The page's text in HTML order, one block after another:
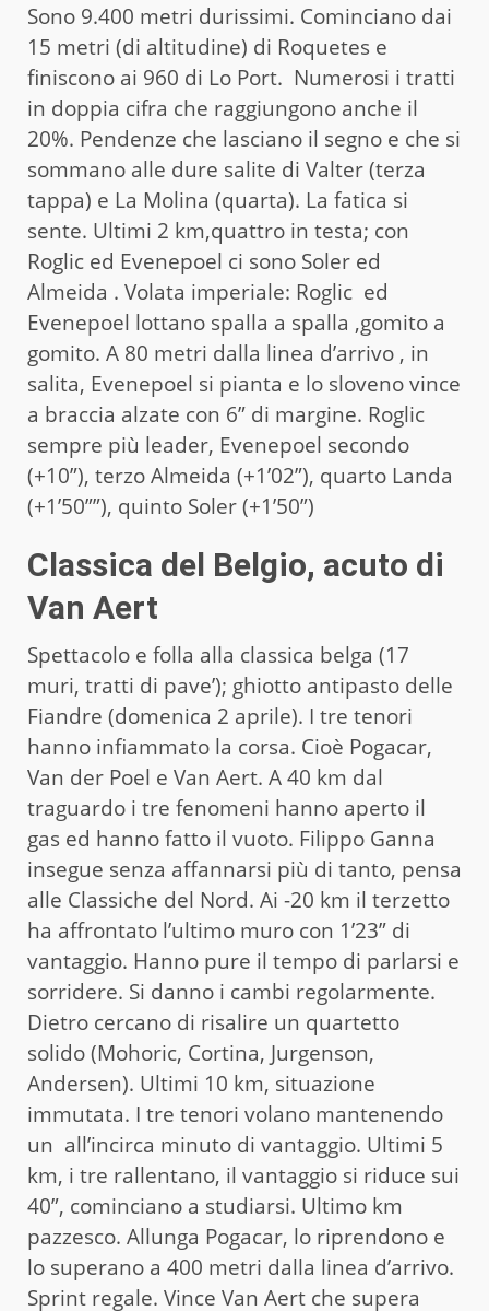
Sono 9.400 metri durissimi. Cominciano dai
15 metri (di altitudine) di Roquetes e
finiscono ai 960 di Lo Port. Numerosi i tratti
in doppia cifra che raggiungono anche il
20%. Pendenze che lasciano il segno e che si
sommano alle dure salite di Valter (terza
tappa) e La Molina (quarta). La fatica si
sente. Ultimi 2 km,quattro in testa; con
Roglic ed Evenepoel ci sono Soler ed
Almeida . Volata imperiale: Roglic ed
Evenepoel lottano spalla a spalla ,gomito a
gomito. A 80 metri dalla linea d’arrivo , in
salita, Evenepoel si pianta e lo sloveno vince
a braccia alzate con 6” di margine. Roglic
sempre più leader, Evenepoel secondo
(+10”), terzo Almeida (+1’02”), quarto Landa
(+1’50””), quinto Soler (+1’50”)
Classica del Belgio, acuto di
Van Aert
Spettacolo e folla alla classica belga (17
muri, tratti di pave’); ghiotto antipasto delle
Fiandre (domenica 2 aprile). I tre tenori
hanno infiammato la corsa. Cioè Pogacar,
Van der Poel e Van Aert. A 40 km dal
traguardo i tre fenomeni hanno aperto il
gas ed hanno fatto il vuoto. Filippo Ganna
insegue senza affannarsi più di tanto, pensa
alle Classiche del Nord. Ai -20 km il terzetto
ha affrontato l’ultimo muro con 1’23” di
vantaggio. Hanno pure il tempo di parlarsi e
sorridere. Si danno i cambi regolarmente.
Dietro cercano di risalire un quartetto
solido (Mohoric, Cortina, Jurgenson,
Andersen). Ultimi 10 km, situazione
immutata. I tre tenori volano mantenendo
un all’incirca minuto di vantaggio. Ultimi 5
km, i tre rallentano, il vantaggio si riduce sui
40”, cominciano a studiarsi. Ultimo km
pazzesco. Allunga Pogacar, lo riprendono e
lo superano a 400 metri dalla linea d’arrivo.
Sprint regale. Vince Van Aert che supera